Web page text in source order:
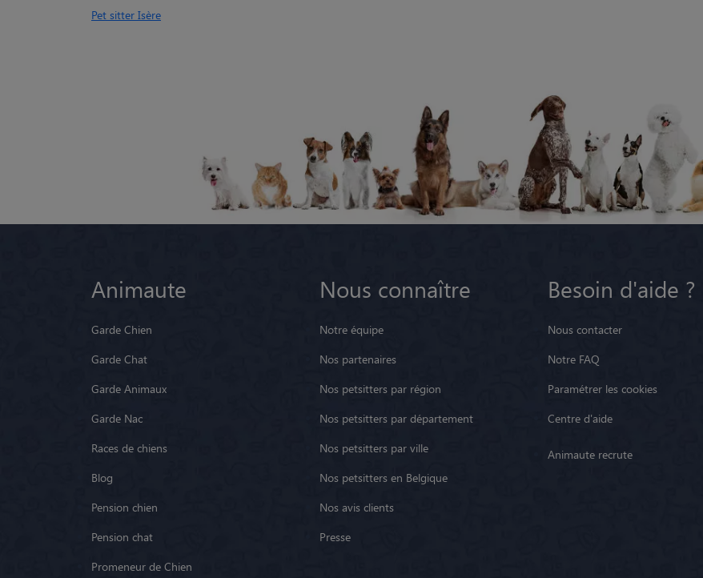
Pet sitter Isère
Animaute
Garde Chien
Garde Chat
Garde Animaux
Garde Nac
Races de chiens
Blog
Pension chien
Pension chat
Promeneur de Chien
Nous connaître
Notre équipe
Nos partenaires
Nos petsitters par région
Nos petsitters par département
Nos petsitters par ville
Nos petsitters en Belgique
Nos avis clients
Presse
Besoin d'aide ?
Nous contacter
Notre FAQ
Paramétrer les cookies
Centre d'aide
Animaute recrute